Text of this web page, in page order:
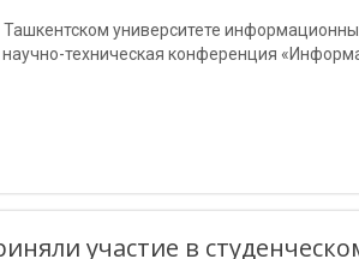
Ташкентском университете
техническая конференция
участие в